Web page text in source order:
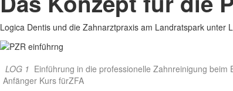
Logica Dentis und die Zahnarztpraxis am Landratspark
LOG 1 Einführung in die professionelle Zahnreinigung beim
Anfänger Kurs fürZFA